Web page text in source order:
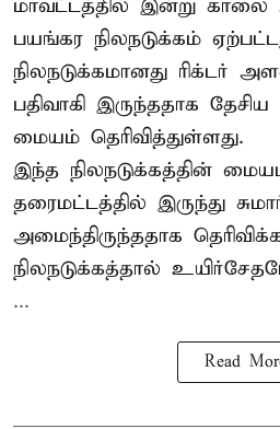
மாவட்டத்தில் இன்று காலை
பயங்கர நிலநடுக்கம்
நிலநடுக்கமானது ரிக்டர்
பதிவாகி இருந்ததாக
மையம் தெரிவித்துள்ளது.
இந்த நிலநடுக்கத்தின்
தரைமட்டத்தில் இருந்து
அமைந்திருந்ததாக
நிலநடுக்கத்தால்
...
Read